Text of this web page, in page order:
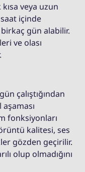
veya uzun
içinde
gün alabilir.
ve olası
çalıştığından
fonksiyonları
kalitesi, ses
gözden geçirilir.
olup olmadığını